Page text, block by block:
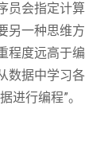
员会指定计算
另一种思维方
程度远高于编
数据中学习各
进行编程”。